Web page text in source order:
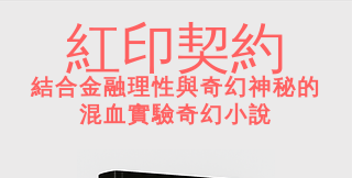
紅印契約
結合金融理性與奇幻神秘的
混血實驗奇幻小說